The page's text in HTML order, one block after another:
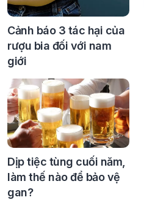
Cảnh báo 3 tác hại của
rượu bia đối với nam
giới
Dịp tiệc tùng cuối năm,
làm thế nào để bảo vệ
gan?